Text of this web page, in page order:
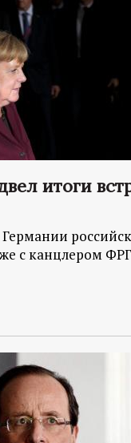
итоги
с канцлером ФРГ